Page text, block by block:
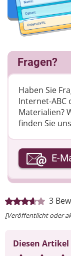
3
[Veröffentlicht oder
Diesen
Fragen?
Haben Sie
Internet-ABC
Materialien?
finden Sie
Ihre E-Mail-
Ihre Nachricht
E-